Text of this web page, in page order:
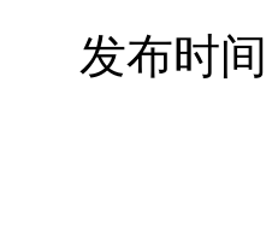
布时间